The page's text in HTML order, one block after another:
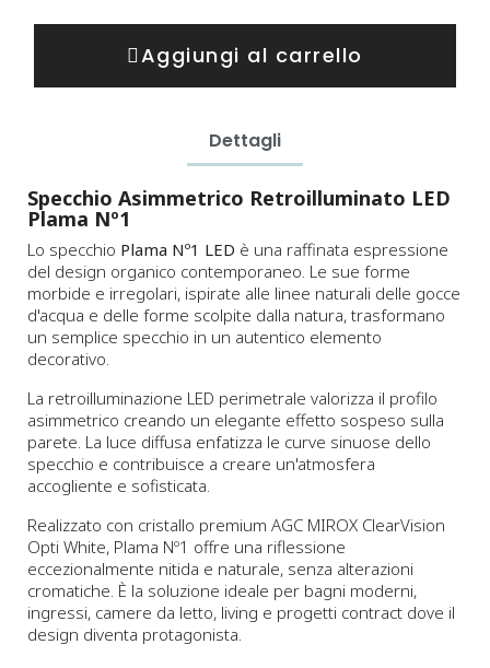
Aggiungi al carrello
Dettagli
Specchio Asimmetrico Retroilluminato LED
Plama Nº1
Lo specchio Plama Nº1 LED è una raffinata espressione
del design organico contemporaneo. Le sue forme
morbide e irregolari, ispirate alle linee naturali delle gocce
d'acqua e delle forme scolpite dalla natura, trasformano
un semplice specchio in un autentico elemento
decorativo.
La retroilluminazione LED perimetrale valorizza il profilo
asimmetrico creando un elegante effetto sospeso sulla
parete. La luce diffusa enfatizza le curve sinuose dello
specchio e contribuisce a creare un'atmosfera
accogliente e sofisticata.
Realizzato con cristallo premium AGC MIROX ClearVision
Opti White, Plama Nº1 offre una riflessione
eccezionalmente nitida e naturale, senza alterazioni
cromatiche. È la soluzione ideale per bagni moderni,
ingressi, camere da letto, living e progetti contract dove il
design diventa protagonista.